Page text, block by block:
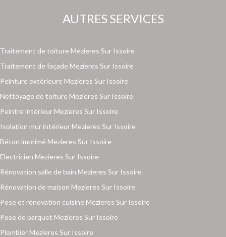
AUTRES SERVICES
Traitement de toiture Mezieres Sur Issoire
Traitement de façade Mezieres Sur Issoire
Peinture extérieure Mezieres Sur Issoire
Nettoyage de toiture Mezieres Sur Issoire
Peintre intérieur Mezieres Sur Issoire
Isolation mur intérieur Mezieres Sur Issoire
Béton imprimé Mezieres Sur Issoire
Electricien Mezieres Sur Issoire
Rénovation salle de bain Mezieres Sur Issoire
Rénovation de maison Mezieres Sur Issoire
Pose et rénovation cuisine Mezieres Sur Issoire
Pose de parquet Mezieres Sur Issoire
Plombier Mezieres Sur Issoire